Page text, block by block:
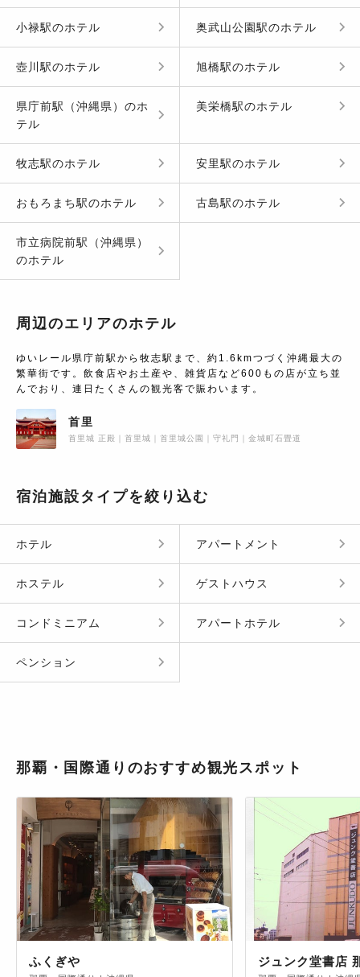
小禄駅のホテル 奥武山公園駅のホテル
壺川駅のホテル 旭橋駅のホテル
県庁前駅（沖縄県） のホ
テル
美栄橋駅のホテル
牧志駅のホテル 安里駅のホテル
おもろまち駅のホテル 古島駅のホテル
市立病院前駅（沖縄県）
のホテル
周辺のエリアのホテル
ゆいレール県庁前駅から牧志駅まで、約1.6kmつづく沖縄最大の
繁華街です。飲食店やお土産や、雑貨店など600もの店が立ち並
んでおり、連日たくさんの観光客で賑わいます。
首里
首里城 正殿 首里城 首里城公園 守礼門 金城町石畳道
宿泊施設タイプを絞り込む
ホテル アパートメント
ホステル ゲストハウス
コンドミニアム アパートホテル
ペンション
那覇・国際通りのおすすめ観光スポット
ふくぎや ジュンク堂書店